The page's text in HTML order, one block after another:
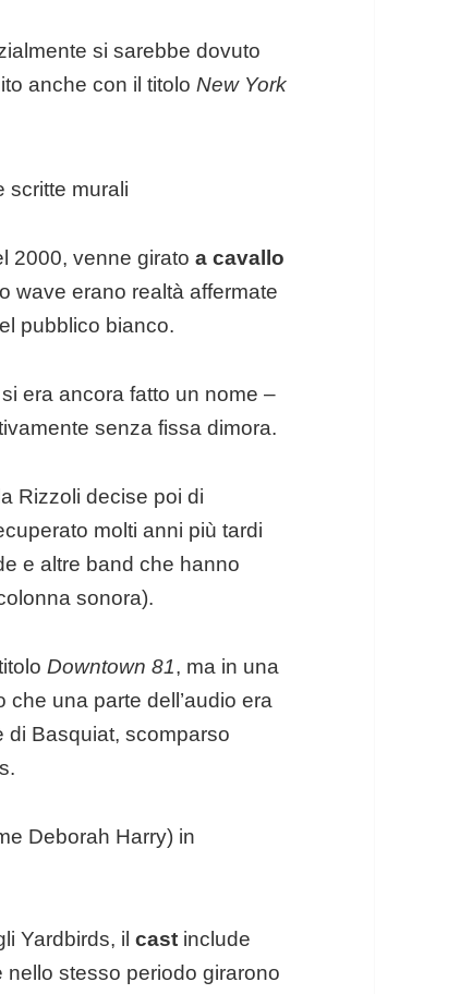
si sarebbe dovuto
anche con il titoloNew York
2000, venne giratoa cavallo
wave erano realtà affermate
pubblico bianco.
era ancora fatto un nome –
senza fissa dimora.
Rizzoli decise poi di
molti anni più tardi
e altre band che hanno
sonora).
Downtown 81, ma in una
che una parte dell’audio era
di Basquiat, scomparso
Yardbirds, ilcast include
stesso periodo girarono